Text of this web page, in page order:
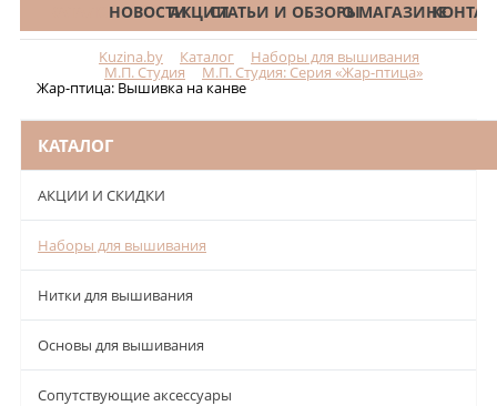
КАТАЛОГНОВОСТИАКЦИИСТАТЬИ И ОБЗОРЫО МАГАЗИНЕ
Kuzina.by Каталог Наборы для вышивания
М.П. Студия М.П. Студия: Серия «Жар-птица»
Жар-птица: Вышивка на канве
КАТАЛОГ
АКЦИИ И СКИДКИ
Наборы для вышивания
Нитки для вышивания
Основы для вышивания
Сопутствующие аксессуары